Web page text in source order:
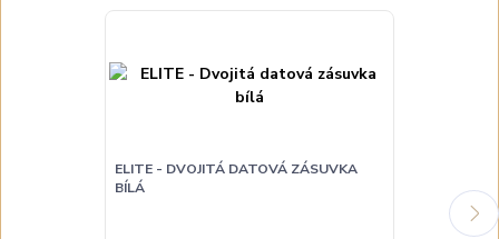
ELITE - DVOJITÁ DATOVÁ ZÁSUVKA
BÍLÁ
ELITE -